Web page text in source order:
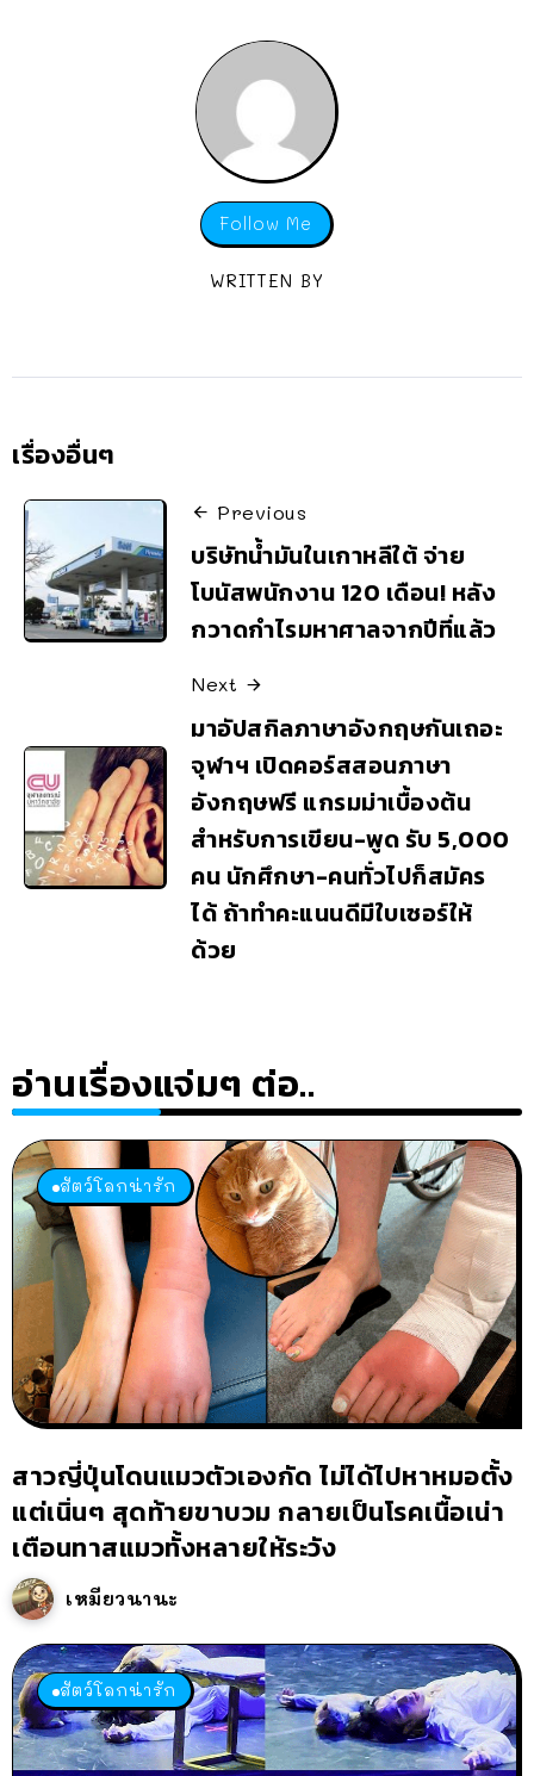
Follow Me
WRITTEN BY
เรื่องอื่นๆ
Previous
บริษัทน้ำมันในเกาหลีใต้ จ่าย
โบนัสพนักงาน 120 เดือน! หลัง
กวาดกำไรมหาศาลจากปีที่แล้ว
Next
มาอัปสกิลภาษาอังกฤษกันเถอะ
จุฬาฯ เปิดคอร์สสอนภาษา
อังกฤษฟรี แกรมม่าเบื้องต้น
สำหรับการเขียน-พูด รับ 5,000
คน นักศึกษา-คนทั่วไปก็สมัคร
ได้ ถ้าทำคะแนนดีมีใบเซอร์ให้
ด้วย
อ่านเรื่องแจ่มๆ ต่อ..
สัตว์โลกน่ารัก
สาวญี่ปุ่นโดนแมวตัวเองกัด ไม่ได้ไปหาหมอตั้ง
แต่เนิ่นๆ สุดท้ายขาบวม กลายเป็นโรคเนื้อเน่า
เตือนทาสแมวทั้งหลายให้ระวัง
เหมียวนานะ
สัตว์โลกน่ารัก